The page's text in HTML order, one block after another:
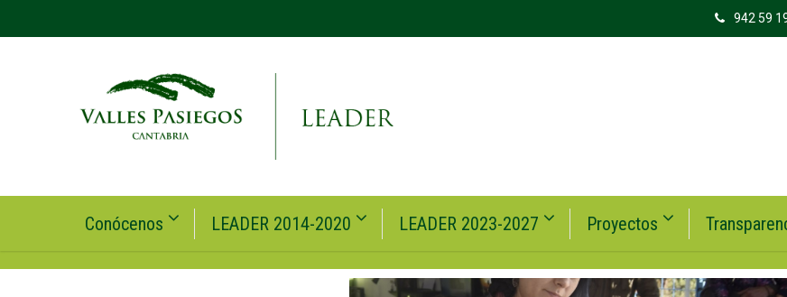
942 59
Conócenos LEADER 2014-2020 LEADER 2023-2027 Proyectos